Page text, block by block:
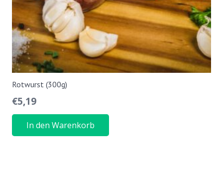
Rotwurst (300g)
€5,19
In den Warenkorb